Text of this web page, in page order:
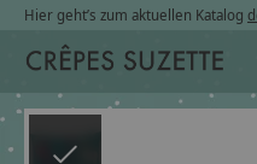
Hier geht’s zum aktuellen Katalog